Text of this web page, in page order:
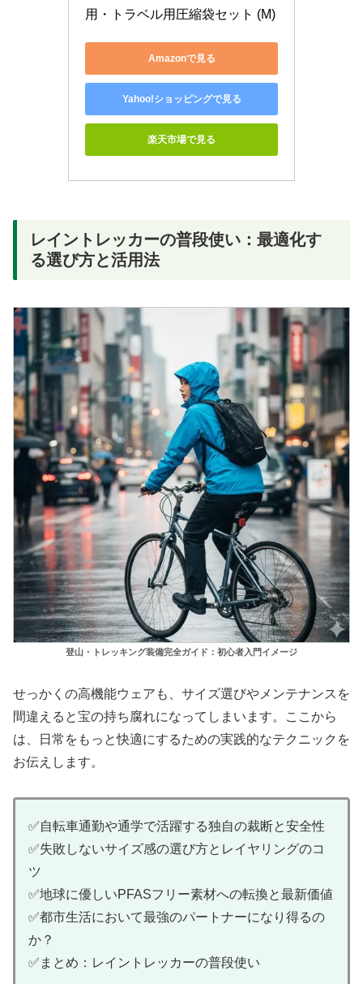
用・トラベル用圧縮袋セット (M)
Amazonで見る
Yahoo!ショッピングで見る
楽天市場で見る
レイントレッカーの普段使い：最適化す
る選び方と活用法
登山・トレッキング装備完全ガイド：初心者入門イメージ
せっかくの高機能ウェアも、サイズ選びやメンテナンスを
間違えると宝の持ち腐れになってしまいます。ここから
は、日常をもっと快適にするための実践的なテクニックを
お伝えします。
✅自転車通勤や通学で活躍する独自の裁断と安全性
✅失敗しないサイズ感の選び方とレイヤリングのコ
ツ
✅地球に優しいPFASフリー素材への転換と最新価値
✅都市生活において最強のパートナーになり得るの
か？
✅まとめ：レイントレッカーの普段使い